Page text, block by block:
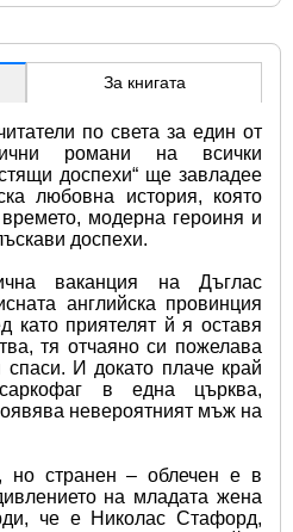
За книгата
по света за един от
романи на всички
доспехи“ ще завладее
любовна история, която
модерна героиня и
доспехи.
ваканция на Дъглас
английска провинция
като приятелят й я оставя
тя отчаяно си пожелава
И докато плаче край
в една църква,
невероятният мъж на
но странен – облечен е в
на младата жена
че е Николас Стафорд,